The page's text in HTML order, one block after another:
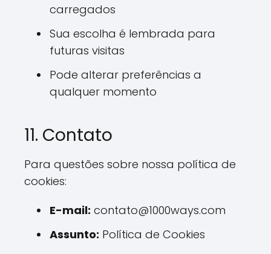
carregados
Sua escolha é lembrada para
futuras visitas
Pode alterar preferências a
qualquer momento
11. Contato
Para questões sobre nossa política de
cookies:
E-mail: contato@1000ways.com
Assunto: Política de Cookies